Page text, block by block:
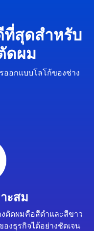
สุดสำหรับ
ดผม
ออกแบบโลโก้ของช่าง
ะสม
ตัดผมคือสีดำและสีขาว
งธุรกิจได้อย่างชัดเจน